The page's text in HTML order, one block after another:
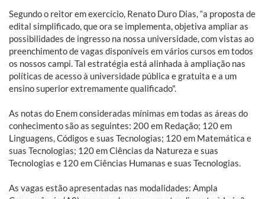
Segundo o reitor em exercício, Renato Duro Dias, “a proposta de
edital simplificado, que ora se implementa, objetiva ampliar as
possibilidades de ingresso na nossa universidade, com vistas ao
preenchimento de vagas disponíveis em vários cursos em todos
os nossos campi. Tal estratégia está alinhada à ampliação nas
políticas de acesso à universidade pública e gratuita e a um
ensino superior extremamente qualificado".
As notas do Enem consideradas mínimas em todas as áreas do
conhecimento são as seguintes: 200 em Redação; 120 em
Linguagens, Códigos e suas Tecnologias; 120 em Matemática e
suas Tecnologias; 120 em Ciências da Natureza e suas
Tecnologias e 120 em Ciências Humanas e suas Tecnologias.
As vagas estão apresentadas nas modalidades: Ampla